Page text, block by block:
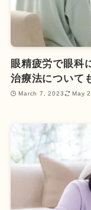
眼精疲労で眼科
治療法について
March 7, 2023 May